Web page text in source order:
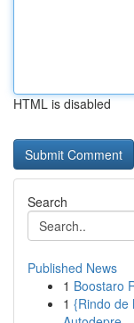
HTML is disabled
Search
Published News
1 Boostaro
1 {Rindo de